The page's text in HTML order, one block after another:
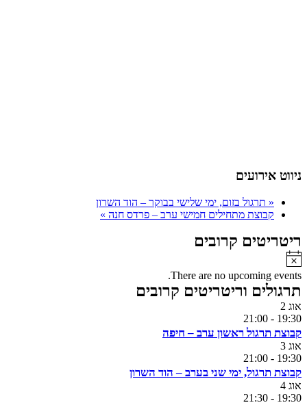
ניווט אירועים
« תרגול בזום, ימי שלישי בבוקר – הוד השרון
קבוצת מתחילים חמישי ערב – פרדס חנה »
ריטריטים קרובים
Notice
There are no upcoming events.
תרגולים וריטריטים קרובים
אוג 2
19:30
-
21:00
קבוצת תרגול ראשון ערב – חיפה
אוג 3
19:30
-
21:00
קבוצת תרגול, ימי שני בערב – הוד השרון
אוג 4
19:30
-
21:30